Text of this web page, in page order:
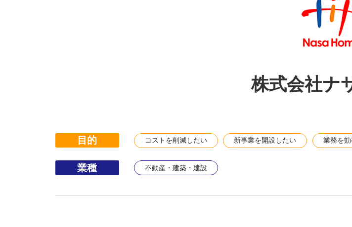
株式会社ナ
目的 コストを削減したい 新事業を開設したい 業務を
業種 不動産・建築・建設